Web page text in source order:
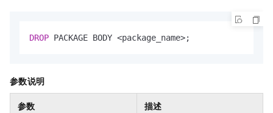
DROP PACKAGE BODY <package_name>;
参数说明
参数 描述